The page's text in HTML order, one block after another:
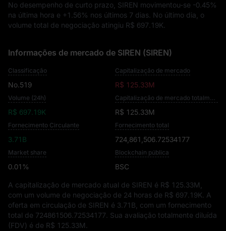
No desempenho de curto prazo, SIREN movimentou-se -0.45%
na última hora e +1.56% nos últimos 7 dias. No último dia, o
volume total de negociação atingiu R$ 697.19K
Informações de mercado de SIREN (SIREN)
Classificação
No.519
Capitalização de mercado
R$ 125.33M
Volume (24h)
R$ 697.19K
Capitalização de mercado totalmente diluída
R$ 125.33M
Fornecimento Circulante
3.71B
Fornecimento total
724,861,506.72534177
Market share
0.01%
Blockchain pública
BSC
A capitalização de mercado atual de SIREN é R$ 125.33M
com um volume de negociação de 24 horas de R$ 697.19K . A
oferta em circulação de SIREN é 3.71B , com um fornecimento
total de 724861506.72534177 . Sua avaliação totalmente diluída
(FDV) é de R$ 125.33M